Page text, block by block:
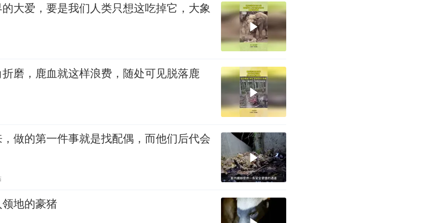
大爱，要是我们人类只想这吃掉它，大象
磨，鹿血就这样浪费，随处可见脱落鹿
做的第一件事就是找配偶，而他们后代会
地的豪猪